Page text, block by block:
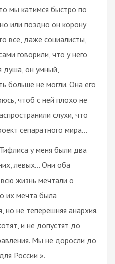
мы катимся быстро по
или поздно он корону
все, даже социалисты,
говорили, что у него
душа, он умный,
больше не могли. Она его
чтоб с ней плохо не
слухи, что
сепаратного мира...
у меня были два
левых... Они оба
жизнь мечтали о
их мечта была
но не теперешняя анархия.
и не допустят до
Мы не доросли до
России ».